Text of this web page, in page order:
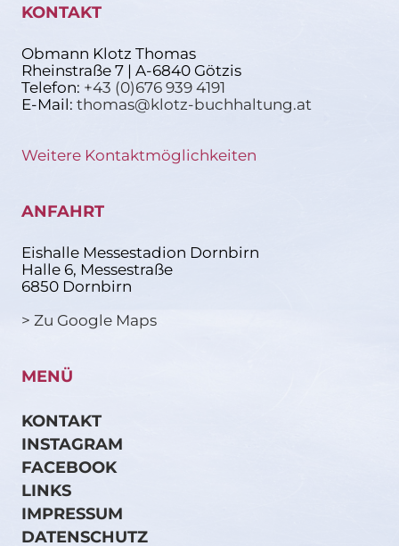
KONTAKT
Obmann Klotz Thomas
Rheinstraße 7 | A-6840 Götzis
Telefon: +43 (0)676 939 4191
E-Mail: thomas@klotz-buchhaltung.at
Weitere Kontaktmöglichkeiten
ANFAHRT
Eishalle Messestadion Dornbirn
Halle 6, Messestraße
6850 Dornbirn
> Zu Google Maps
MENÜ
KONTAKT
INSTAGRAM
FACEBOOK
LINKS
IMPRESSUM
DATENSCHUTZ